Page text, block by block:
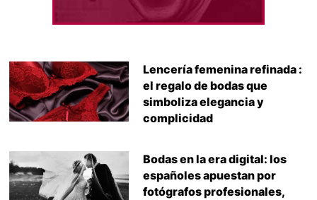
Lencería femenina refinada :
el regalo de bodas que
simboliza elegancia y
complicidad
Bodas en la era digital: los
españoles apuestan por
fotógrafos profesionales,